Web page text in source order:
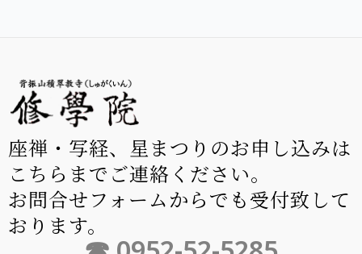
座禅・写経、星まつりのお申し込みは
こちらまでご連絡ください。
お問合せフォームからでも受付致して
おります。